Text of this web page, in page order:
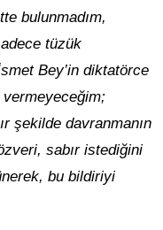
bulunmadım,
tüzük
Bey’in diktatörce
şekilde davranmanın
sabır istediğini
bu bildiriyi